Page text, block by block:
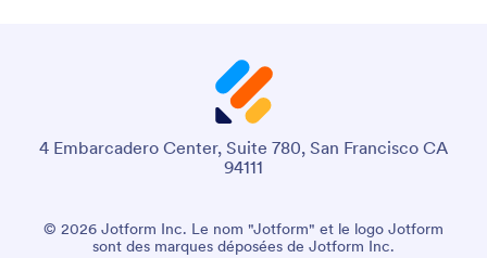
4 Embarcadero Center, Suite 780, San Francisco CA
94111
© 2026 Jotform Inc. Le nom "Jotform" et le logo Jotform
sont des marques déposées de Jotform Inc.